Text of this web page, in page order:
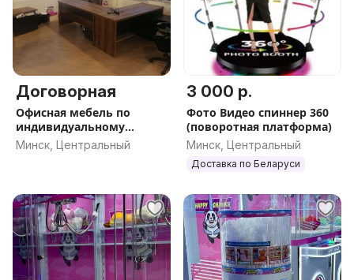
Договорная
Офисная мебель по
индивидуальному
заказу, мебель для
руководителя по
Минск, Центральный
3 000 р.
Фото Видео спиннер 360
(поворотная платформа)
Минск, Центральный
Доставка по Беларуси